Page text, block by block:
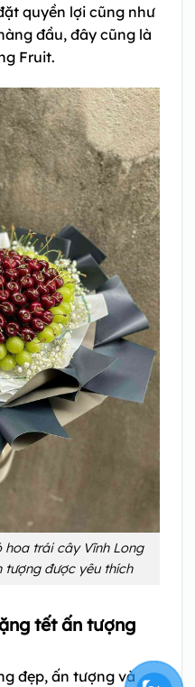
quyền lợi cũng như
đầu, đây cũng là
Fruit.
hoa trái cây Vĩnh Long
tượng được yêu thích
tết ấn tượng
đẹp, ấn tượng và